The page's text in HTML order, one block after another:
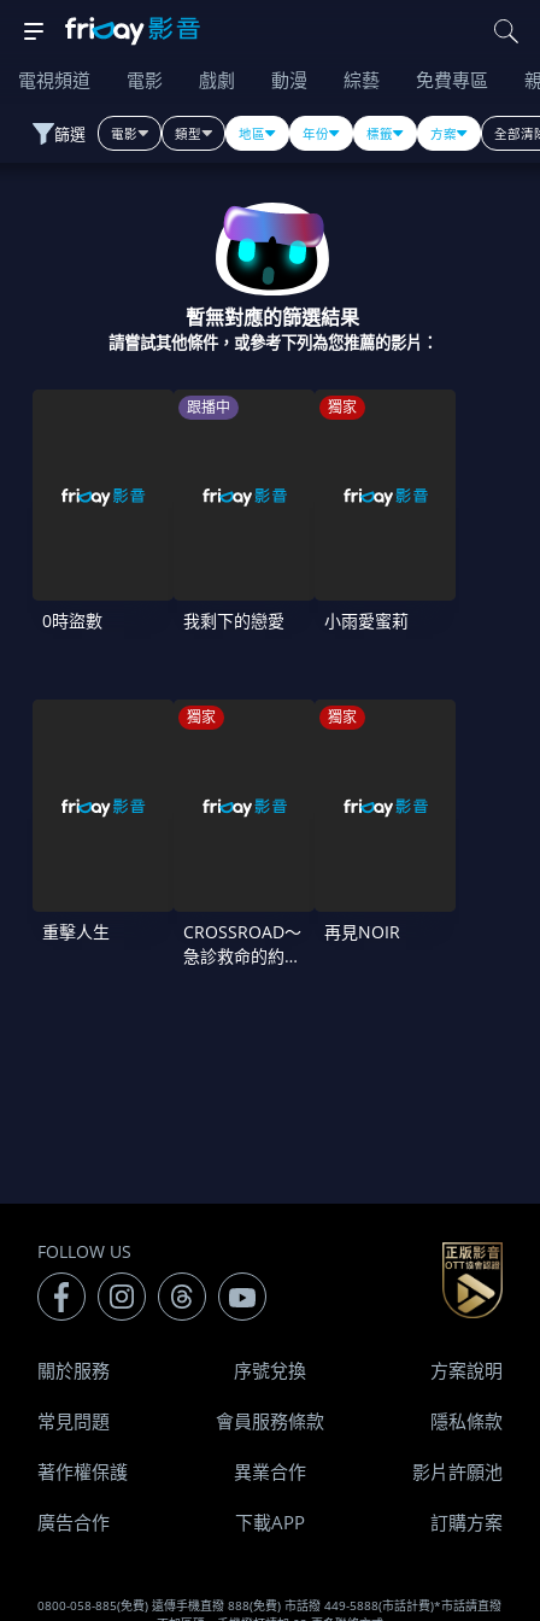
電視頻道 電影 戲劇 動漫 綜藝 免費專區
篩選 電影 類型 地區 年份 標籤 方案 全部清
暫無對應的篩選結果
請嘗試其他條件，或參考下列為您推薦的影片：
0時盜數
跟播中
我剩下的戀愛
獨家
小雨愛蜜莉
重擊人生
獨家
CROSSROAD～
急診救命的約定
獨家
再見NOIR
FOLLOW US
0800-058-885(免費) 遠傳手機直撥 888(免費) 市話撥 449-5888(市話計費)*市話請直撥
關於服務 序號兌換 方案說明
常見問題 會員服務條款 隱私條款
著作權保護 異業合作 影片許願池
廣告合作 下載APP 訂購方案